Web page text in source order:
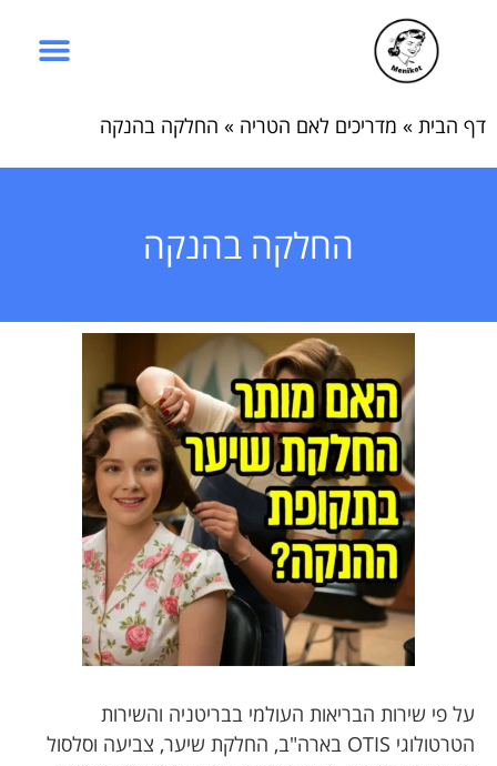
דף הבית » מדריכים לאם הטריה » החלקה בהנקה
החלקה בהנקה
על פי שירות הבריאות העולמי בבריטניה והשירות
הטרטולוגי OTIS בארה"ב, החלקת שיער, צביעה וסלסול